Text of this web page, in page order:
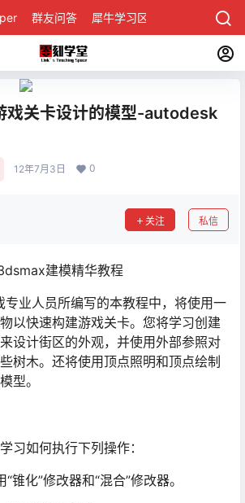
群友问答 犀牛学习区
戏关卡设计的模型-autodesk
12年7月3日 0
关注 私信
建模精华教程
业人员所编写的本教程中，将使用一
以快速构建游戏关卡。您将学习创建
设计街区的外观，并使用外部参照对
树木。还将使用顶点照明和顶点绘制
型。
习如何执行下列操作：
锥化”修改器和“混合”修改器。